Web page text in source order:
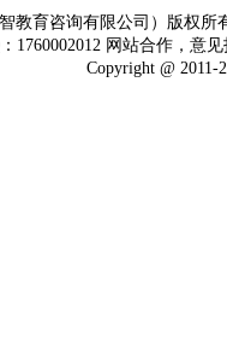
教育咨询有限公司）版权
1760002012 网站合作，意
Copyright @